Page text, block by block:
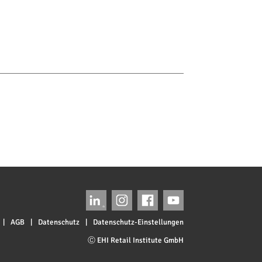
AGB Datenschutz
Datenschutz-Einstellungen
Ⓒ EHI Retail Institute GmbH